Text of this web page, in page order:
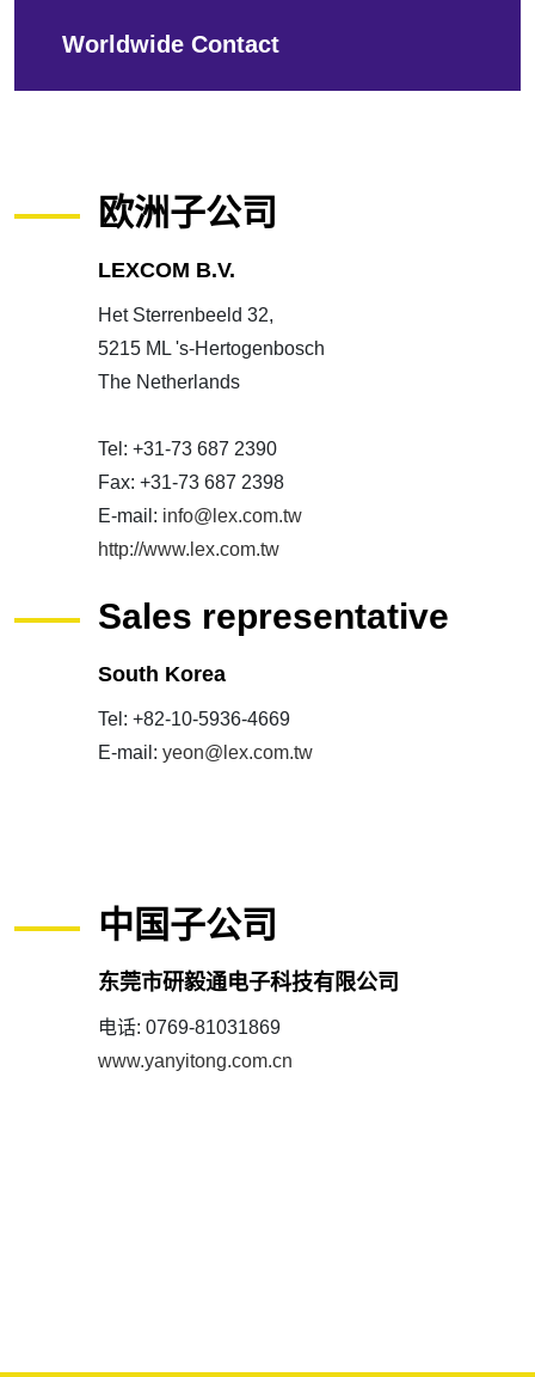
Worldwide Contact
欧洲子公司
LEXCOM B.V.
Het Sterrenbeeld 32,
5215 ML 's-Hertogenbosch
The Netherlands
Tel: +31-73 687 2390
Fax: +31-73 687 2398
E-mail: info@lex.com.tw
http://www.lex.com.tw
Sales representative
South Korea
Tel: +82-10-5936-4669
E-mail: yeon@lex.com.tw
中国子公司
东莞市研毅通电子科技有限公司
电话: 0769-81031869
www.yanyitong.com.cn